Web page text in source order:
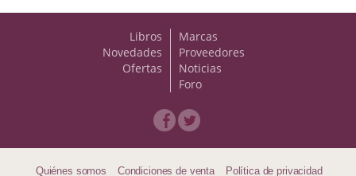
Libros
Novedades
Ofertas
Marcas
Proveedores
Noticias
Foro
Quiénes somos Condiciones de venta Política de privacidad